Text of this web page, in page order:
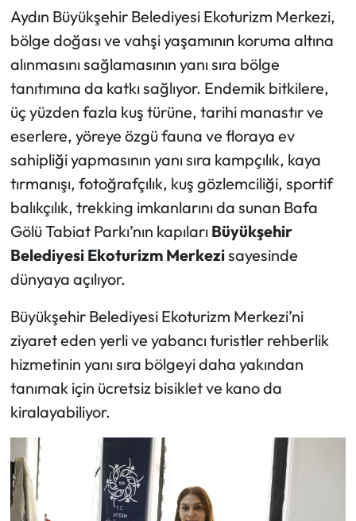
Aydın Büyükşehir Belediyesi Ekoturizm Merkezi,
bölge doğası ve vahşi yaşamının koruma altına
alınmasını sağlamasının yanı sıra bölge
tanıtımına da katkı sağlıyor. Endemik bitkilere,
üç yüzden fazla kuş türüne, tarihi manastır ve
eserlere, yöreye özgü fauna ve floraya ev
sahipliği yapmasının yanı sıra kampçılık, kaya
tırmanışı, fotoğrafçılık, kuş gözlemciliği, sportif
balıkçılık, trekking imkanlarını da sunan Bafa
Gölü Tabiat Parkı’nın kapıları Büyükşehir
Belediyesi Ekoturizm Merkezisayesinde
dünyaya açılıyor.
Büyükşehir Belediyesi Ekoturizm Merkezi’ni
ziyaret eden yerli ve yabancı turistler rehberlik
hizmetinin yanı sıra bölgeyi daha yakından
tanımak için ücretsiz bisiklet ve kano da
kiralayabiliyor.